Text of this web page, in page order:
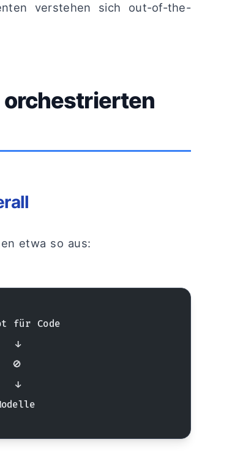
verstehen sich out-of-the-
orchestrierten
etwa so aus:
für Code
↓
🚫
↓